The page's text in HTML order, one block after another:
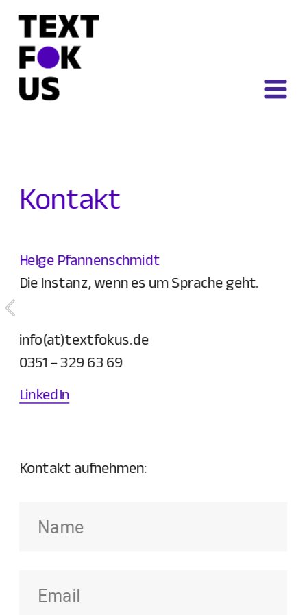
Kontakt
Helge Pfannenschmidt
Die Instanz, wenn es um Sprache geht.
info(at)textfokus.de
0351 – 329 63 69
LinkedIn
Kontakt aufnehmen: